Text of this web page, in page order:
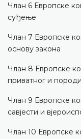
Члан 6 Европске
суђење
Члан 7 Европске
основу закона
Члан 8 Европске
приватног и
Члан 9 Европске
савјести и
Члан 10 Европске